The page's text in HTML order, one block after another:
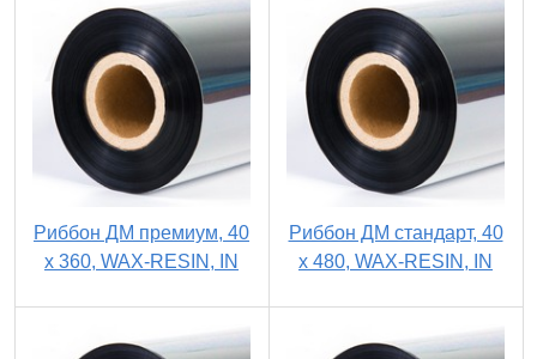
Риббон ДМ премиум, 40
х 360, WAX-RESIN, IN
Риббон ДМ стандарт, 40
х 480, WAX-RESIN, IN